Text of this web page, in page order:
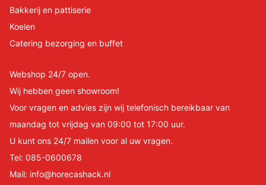
Bakkerij en pattiserie
Koelen
Catering bezorging en buffet
Webshop 24/7 open.
Wij hebben geen showroom!
Voor vragen en advies zijn wij telefonisch bereikbaar van
maandag tot vrijdag van 09:00 tot 17:00 uur.
U kunt ons 24/7 mailen voor al uw vragen.
Tel: 085-0600678
Mail: info@horecashack.nl